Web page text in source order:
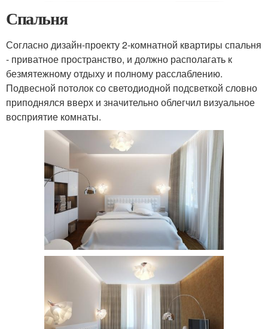
Спальня
Согласно дизайн-проекту 2-комнатной квартиры спальня
- приватное пространство, и должно располагать к
безмятежному отдыху и полному расслаблению.
Подвесной потолок со светодиодной подсветкой словно
приподнялся вверх и значительно облегчил визуальное
восприятие комнаты.